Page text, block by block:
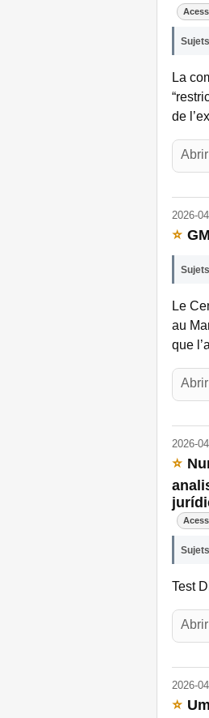
La
de
Abrir
2026-
⭐
Le
au
que
Abrir
2026-
⭐
Test
Abrir
2026-
⭐